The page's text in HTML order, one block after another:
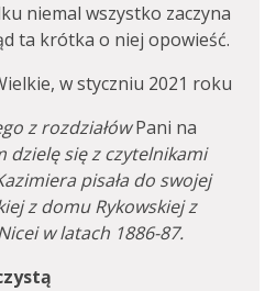
niemal wszystko zaczyna
ta krótka o niej opowieść.
w styczniu 2021 roku
z rozdziałówPani na
dzielę się z czytelnikami
pisała do swojej
z domu Rykowskiej z
w latach 1886-87.